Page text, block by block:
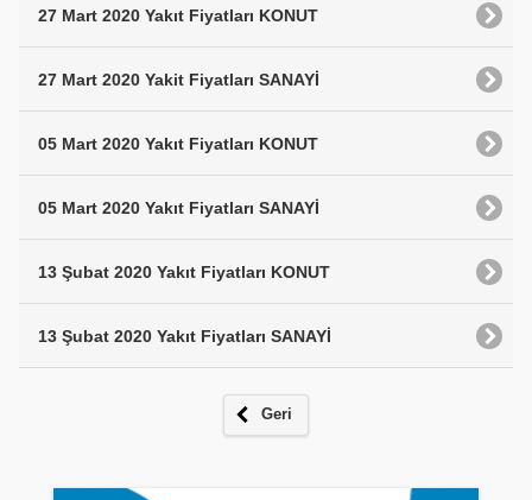
27 Mart 2020 Yakıt Fiyatları KONUT
27 Mart 2020 Yakit Fiyatları SANAYİ
05 Mart 2020 Yakıt Fiyatları KONUT
05 Mart 2020 Yakıt Fiyatları SANAYİ
13 Şubat 2020 Yakıt Fiyatları KONUT
13 Şubat 2020 Yakıt Fiyatları SANAYİ
Geri